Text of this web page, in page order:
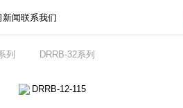
新闻联系我们
列 DRRB-32系列